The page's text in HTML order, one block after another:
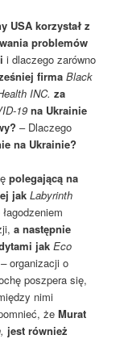
USA korzystał z
problemów
i dlaczego zarówno
firmaBlack
INC. za
19 na Ukrainie
– Dlaczego
na Ukrainie?
polegającą na
jakLabyrinth
a następnie
jakEco
organizacji o
poszpera się,
nimi
żeMurat
jest również